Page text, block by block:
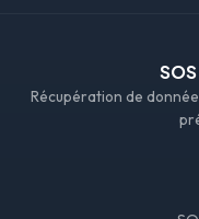
Récupération de